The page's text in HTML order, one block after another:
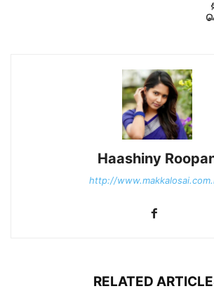
Haashiny
http://
RELATED